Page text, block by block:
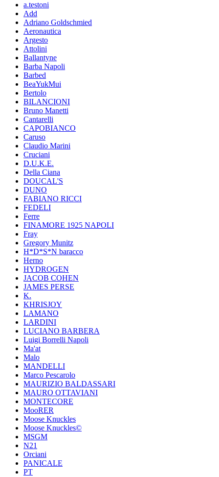
a.testoni
Add
Adriano Goldschmied
Aeronautica
Argesto
Attolini
Ballantyne
Barba Napoli
Barbed
BeaYukMui
Bertolo
BILANCIONI
Bruno Manetti
Cantarelli
CAPOBIANCO
Caruso
Claudio Marini
Cruciani
D.U.K.E.
Della Ciana
DOUCAL'S
DUNO
FABIANO RICCI
FEDELI
Ferre
FINAMORE 1925 NAPOLI
Fray
Gregory Munitz
H*D*S*N baracco
Herno
HYDROGEN
JACOB COHEN
JAMES PERSE
K.
KHRISJOY
LAMANO
LARDINI
LUCIANO BARBERA
Luigi Borrelli Napoli
Ma'at
Malo
MANDELLI
Marco Pescarolo
MAURIZIO BALDASSARI
MAURO OTTAVIANI
MONTECORE
MooRER
Moose Knuckles
Moose Knuckles©️
MSGM
N21
Orciani
PANICALE
PT